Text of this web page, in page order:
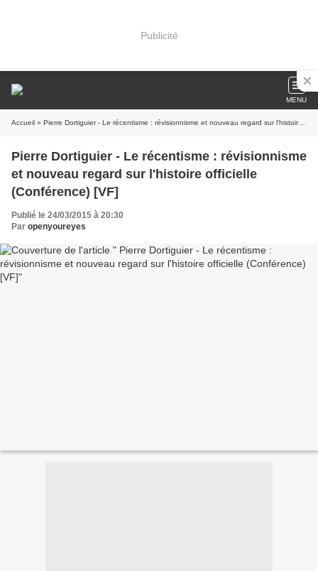
Publicité
MENU
Accueil » Pierre Dortiguier - Le récentisme : révisionnisme et nouveau regard sur l'histoire officielle (Conférence) [VF]
Pierre Dortiguier - Le récentisme : révisionnisme
et nouveau regard sur l'histoire officielle
(Conférence) [VF]
Publié le 24/03/2015 à 20:30
Par openyoureyes